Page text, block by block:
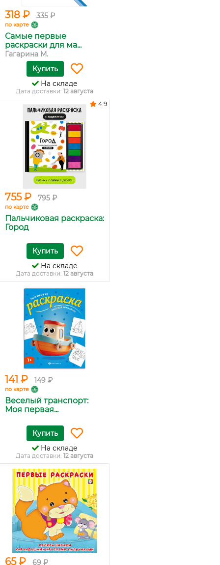
318 ₽ 335 ₽
по карте
Самые первые
раскраски для ма...
Гагарина М.
Купить
На складе
Дата доставки: 12 августа
755 ₽ 795 ₽
по карте
Пальчиковая раскраска:
Город
4.9
Купить
На складе
Дата доставки: 12 августа
141 ₽ 149 ₽
по карте
Веселый транспорт:
Моя первая...
Купить
На складе
Дата доставки: 12 августа
65 ₽ 69 ₽